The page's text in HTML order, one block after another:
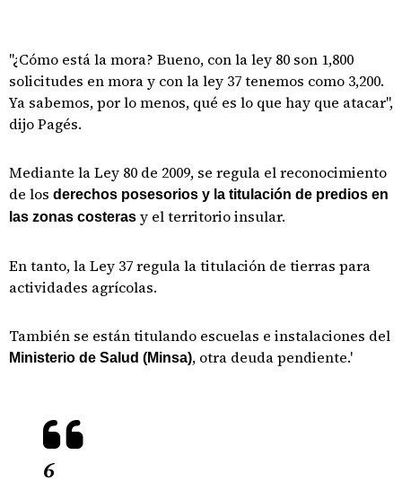
"¿Cómo está la mora? Bueno, con la ley 80 son 1,800
solicitudes en mora y con la ley 37 tenemos como 3,200.
Ya sabemos, por lo menos, qué es lo que hay que atacar",
dijo Pagés.
Mediante la Ley 80 de 2009, se regula el reconocimiento
de los derechos posesorios y la titulación de predios en
las zonas costeras y el territorio insular.
En tanto, la Ley 37 regula la titulación de tierras para
actividades agrícolas.
También se están titulando escuelas e instalaciones del
Ministerio de Salud (Minsa), otra deuda pendiente.'
6